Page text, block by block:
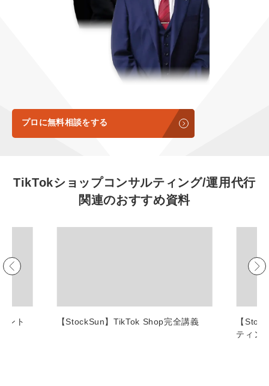
YouTubeディレクター
ミッション・ビジョン・バリュー
代表メッセージ（岩野圭佑）
取締役メッセージ（株本祐己）
動画ディレクター
マーケマネージャー
カスタマーサクセスマネージャー
内部監査室長
プロに無料相談をする
TikTokショップコンサルティング/運用代行
関連のおすすめ資料
ント 【StockSun】TikTok Shop完全講義
【
ティン